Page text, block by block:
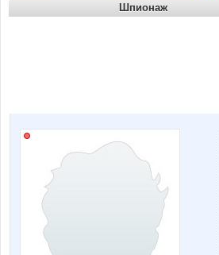
Шпионаж